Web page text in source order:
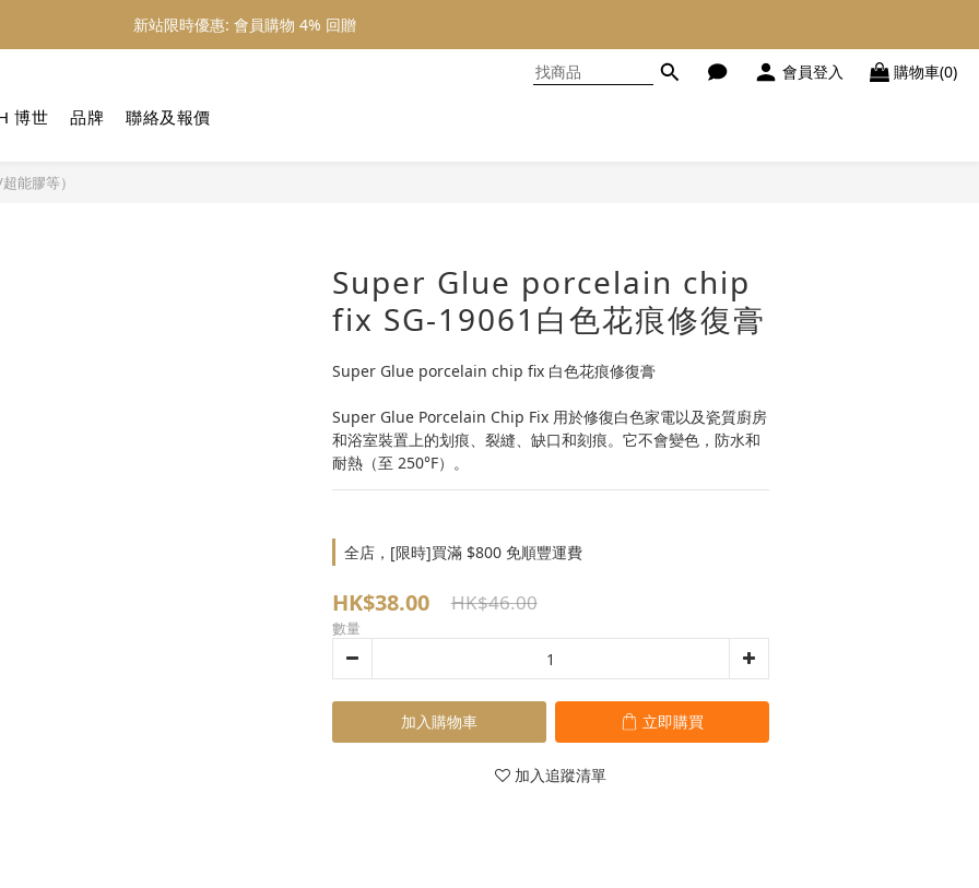
新站限時優惠: 會員購物 4% 回贈
新站限時優惠: 會員購物 4% 回贈
新站限時優惠: 會員購物 4% 回贈
會員登入 購物車(0)
博世 品牌 聯絡及報價
能膠等）
Super Glue porcelain chip
fix SG-19061白色花痕修復膏
Super Glue porcelain chip fix 白色花痕修復膏
Super Glue Porcelain Chip Fix 用於修復白色家電以及瓷質廚房
和浴室裝置上的划痕、裂縫、缺口和刻痕。它不會變色，防水和
耐熱（至 250°F）。
全店，[限時]買滿 $800 免順豐運費
HK$38.00 HK$46.00
數量
加入購物車 立即購買
加入追蹤清單